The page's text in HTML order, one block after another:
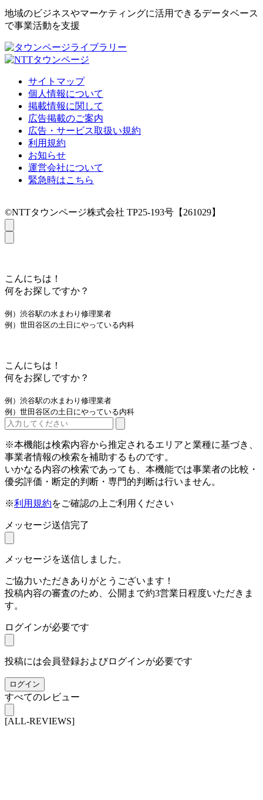
地域のビジネスやマーケティングに活用できるデータベース
で事業活動を支援
サイトマップ
個人情報について
掲載情報に関して
広告掲載のご案内
広告・サービス取扱い規約
利用規約
お知らせ
運営会社について
緊急時はこちら
©NTTタウンページ株式会社 TP25-193号【261029】
こんにちは！
何をお探しですか？
例）渋谷駅の水まわり修理業者
例）世田谷区の土日にやっている内科
こんにちは！
何をお探しですか？
例）渋谷駅の水まわり修理業者
例）世田谷区の土日にやっている内科
※本機能は検索内容から推定されるエリアと業種に基づき、
事業者情報の検索を補助するものです。
いかなる内容の検索であっても、本機能では事業者の比較・
優劣評価・断定的判断・専門的判断は行いません。
※利用規約をご確認の上ご利用ください
メッセージ送信完了
メッセージを送信しました。
ご協力いただきありがとうございます！
投稿内容の審査のため、公開まで約3営業日程度いただきま
す。
ログインが必要です
投稿には会員登録およびログインが必要です
ログイン
すべてのレビュー
[ALL-REVIEWS]